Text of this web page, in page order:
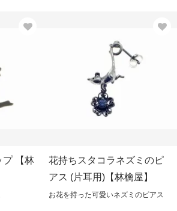
プ 【林
花持ちスタコラネズミのピ
アス (片耳用)【林檎屋】
お花を持った可愛いネズミのピアス